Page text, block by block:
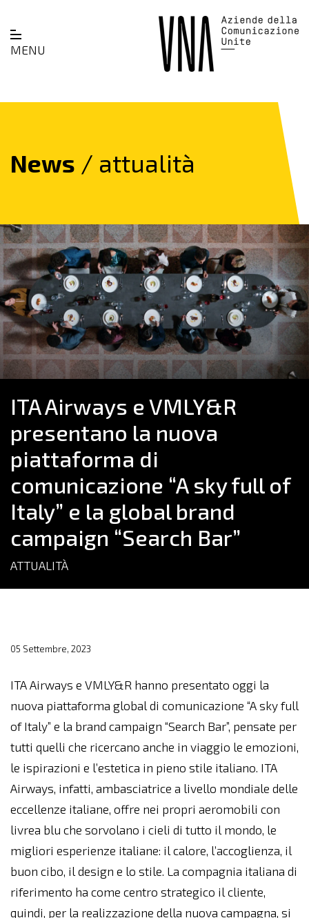
MENU
News / attualità
ITA Airways e VMLY&R
presentano la nuova
piattaforma di
comunicazione “A sky full of
Italy” e la global brand
campaign “Search Bar”
ATTUALITÀ
05 Settembre, 2023
ITA Airways e VMLY&R hanno presentato oggi la
nuova piattaforma global di comunicazione “A sky full
of Italy” e la brand campaign “Search Bar”, pensate per
tutti quelli che ricercano anche in viaggio le emozioni,
le ispirazioni e l’estetica in pieno stile italiano. ITA
Airways, infatti, ambasciatrice a livello mondiale delle
eccellenze italiane, offre nei propri aeromobili con
livrea blu che sorvolano i cieli di tutto il mondo, le
migliori esperienze italiane: il calore, l’accoglienza, il
buon cibo, il design e lo stile. La compagnia italiana di
riferimento ha come centro strategico il cliente,
quindi, per la realizzazione della nuova campagna, si